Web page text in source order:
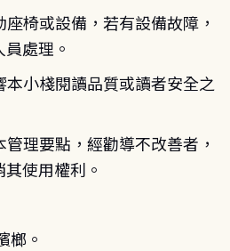
座椅或設備，若有設備故障，
處理。
本小棧閱讀品質或讀者安全之
管理要點，經勸導不改善者，
使用權利。
榔。